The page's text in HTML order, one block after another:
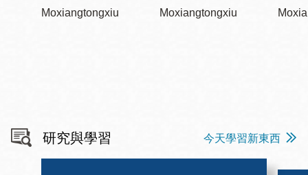
Moxiangtongxiu Moxiangtongxiu
研究與學習 今天學習新東西